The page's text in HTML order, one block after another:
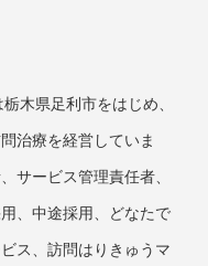
木県足利市をはじめ、
治療を経営していま
サービス管理責任者、
、中途採用、どなたで
ス、訪問はりきゅうマ